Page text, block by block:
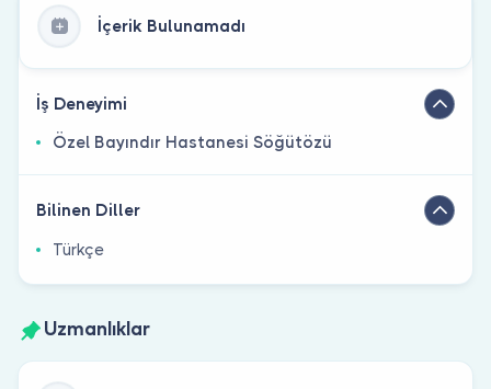
İçerik Bulunamadı
İş Deneyimi
Özel Bayındır Hastanesi Söğütözü
Bilinen Diller
Türkçe
Uzmanlıklar